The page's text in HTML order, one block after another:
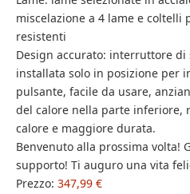
miscelazione a 4 lame e coltelli
resistenti
Design accurato: interruttore di
installata solo in posizione per
pulsante, facile da usare,
del calore nella parte inferiore,
calore e maggiore durata.
Benvenuto alla prossima volta!
supporto! Ti auguro una vita
Prezzo: 347,99 €